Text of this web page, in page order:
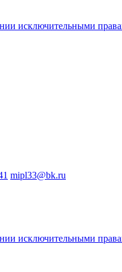
исключительными
mipl33@bk.ru
исключительными